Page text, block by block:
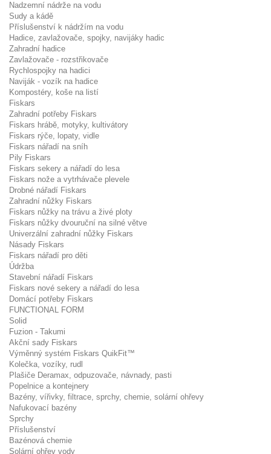
Nadzemní nádrže na vodu
Sudy a kádě
Příslušenství k nádržím na vodu
Hadice, zavlažovače, spojky, navijáky hadic
Zahradní hadice
Zavlažovače - rozstřikovače
Rychlospojky na hadici
Naviják - vozík na hadice
Kompostéry, koše na listí
Fiskars
Zahradní potřeby Fiskars
Fiskars hrábě, motyky, kultivátory
Fiskars rýče, lopaty, vidle
Fiskars nářadí na sníh
Pily Fiskars
Fiskars sekery a nářadí do lesa
Fiskars nože a vytrhávače plevele
Drobné nářadí Fiskars
Zahradní nůžky Fiskars
Fiskars nůžky na trávu a živé ploty
Fiskars nůžky dvouruční na silné větve
Univerzální zahradní nůžky Fiskars
Násady Fiskars
Fiskars nářadí pro děti
Údržba
Stavební nářadí Fiskars
Fiskars nové sekery a nářadí do lesa
Domácí potřeby Fiskars
FUNCTIONAL FORM
Solid
Fuzion - Takumi
Akční sady Fiskars
Výměnný systém Fiskars QuikFit™
Kolečka, vozíky, rudl
Plašiče Deramax, odpuzovače, návnady, pasti
Popelnice a kontejnery
Bazény, vířivky, filtrace, sprchy, chemie, solární ohřevy
Nafukovací bazény
Sprchy
Příslušenství
Bazénová chemie
Solární ohřev vody